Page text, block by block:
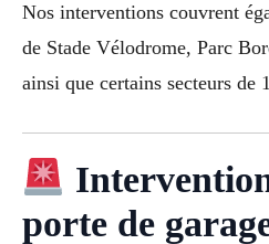
Nos interventions couvrent
de Stade Vélodrome, Parc
ainsi que certains secteurs de
porte de